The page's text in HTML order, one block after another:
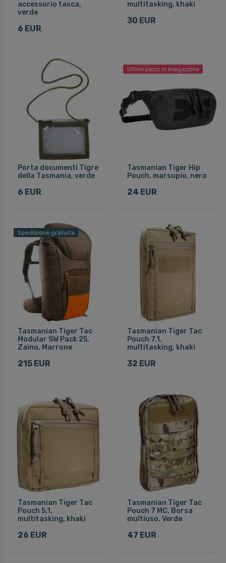
accessorio tasca,
verde
6 EUR
multitasking, khaki
30 EUR
Porta documenti Tigre
della Tasmania, verde
6 EUR
Ultimi pezzi in magazzino
Tasmanian Tiger Hip
Pouch, marsupio, nero
24 EUR
Spedizione gratuita
Tasmanian Tiger Tac
Modular SW Pack 25,
Zaino, Marrone
215 EUR
Tasmanian Tiger Tac
Pouch 7.1,
multitasking, khaki
32 EUR
Tasmanian Tiger Tac
Pouch 5.1,
multitasking, khaki
26 EUR
Tasmanian Tiger Tac
Pouch 7 MC, Borsa
multiuso, Verde
47 EUR